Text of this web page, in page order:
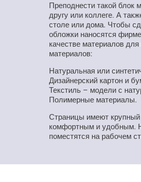
Преподнести такой блок
другу или коллеге. А
столе или дома. Чтобы
обложки наносятся
качестве материалов
материалов:
Натуральная или
Дизайнерский картон и
Текстиль – модели с
Полимерные материалы.
Страницы имеют крупный
комфортным и удобным.
поместятся на рабочем